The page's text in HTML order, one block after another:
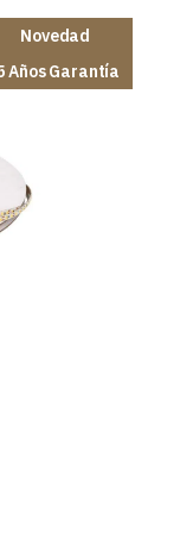
Novedad
Años Garantía